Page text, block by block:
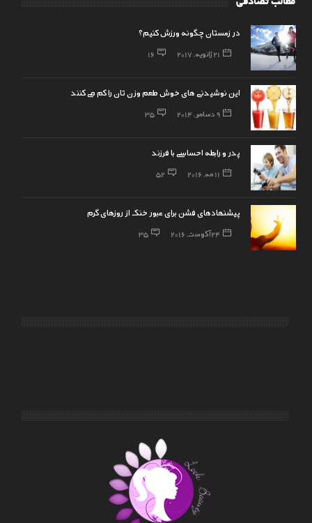
در زمستان چگونه ورزش کنیم؟
21 ژانویه, 2017 16
این نوشیدنی های خوش طعم وزن تان را کم می کنند
9 دسامبر, 2014 35
پدر و رابطه احساسی با فرزند
11 مه, 2016 52
پیشنهادهای فشن برای عبور خنک از روزهای گرم
24 آگوست, 2016 35